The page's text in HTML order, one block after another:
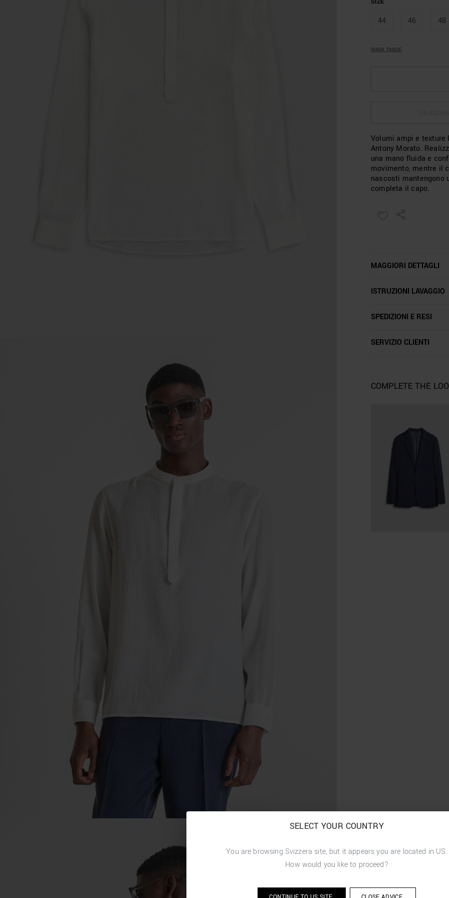
44 46 48
GUIDA TAGLIE
Volumi ampi e
Antony Morato.
una mano fluida e
movimento, mentre il
nascosti mantengono
completa il capo.
MAGGIORI DETTAGLI
ISTRUZIONI LAVAGGIO
SPEDIZIONI E RESI
SERVIZIO CLIENTI
COMPLETE THE
SELECT YOUR COUNTRY
You are browsing Svizzera site, but it appears you are located in US.
How would you like to proceed?